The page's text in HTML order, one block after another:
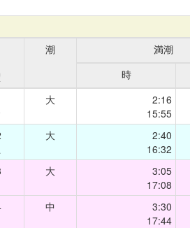
潮 満潮
時
大
2:16
15:55
大
2:40
16:32
大
3:05
17:08
中
3:30
17:44